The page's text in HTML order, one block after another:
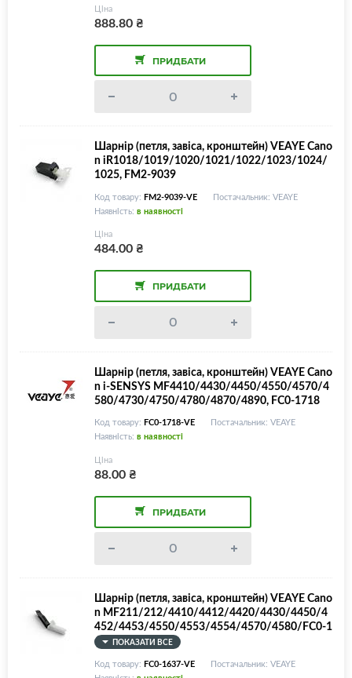
Ціна
888.80₴
ПРИДБАТИ
Шарнір (петля, завіса, кронштейн) VEAYE Cano
n iR1018/1019/1020/1021/1022/1023/1024/
1025, FM2-9039
Код товару: FM2-9039-VE
Постачальник: VEAYE
Наявність: в наявності
Ціна
484.00₴
ПРИДБАТИ
Шарнір (петля, завіса, кронштейн) VEAYE Cano
n i-SENSYS MF4410/4430/4450/4550/4570/4
580/4730/4750/4780/4870/4890, FC0-1718
Код товару: FC0-1718-VE
Постачальник: VEAYE
Наявність: в наявності
Ціна
88.00₴
ПРИДБАТИ
Шарнір (петля, завіса, кронштейн) VEAYE Cano
n MF211/212/4410/4412/4420/4430/4450/4
452/4453/4550/4553/4554/4570/4580/FC0-1
637-000000
ПОКАЗАТИ ВСЕ
Код товару: FC0-1637-VE
Постачальник: VEAYE